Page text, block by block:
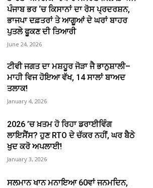
ਪੰਜਾਬ ਭਰ ‘ਚ ਕਿਸਾਨਾਂ ਦਾ ਰੋਸ ਪ੍ਰਦਰਸ਼ਨ,
ਭਾਜਪਾ ਦਫ਼ਤਰਾਂ ਤੇ ਆਗੂਆਂ ਦੇ ਘਰਾਂ ਬਾਹਰ
ਪੁਤਲੇ ਫੂਕਣ ਦੀ ਤਿਆਰੀ
June 24, 2026
ਟੀਵੀ ਜਗਤ ਦਾ ਮਸ਼ਹੂਰ ਜੋੜਾ ਜੈ ਭਾਨੁਸ਼ਾਲੀ–
ਮਾਹੀ ਵਿਜ ਹੋਇਆ ਵੱਖ, 14 ਸਾਲਾਂ ਬਾਅਦ
ਤਲਾਕ!
January 4, 2026
2026 ’ਚ ਖ਼ਤਮ ਹੋ ਰਿਹਾ ਡਰਾਈਵਿੰਗ
ਲਾਇਸੈਂਸ? ਹੁਣ RTO ਦੇ ਚੱਕਰ ਨਹੀਂ, ਘਰ ਬੈਠੇ
ਖੁਦ ਕਰੋ ਅਪਲਾਈ!
January 3, 2026
ਸਲਮਾਨ ਖਾਨ ਮਨਾਇਆ 60ਵਾਂ ਜਨਮਦਿਨ,